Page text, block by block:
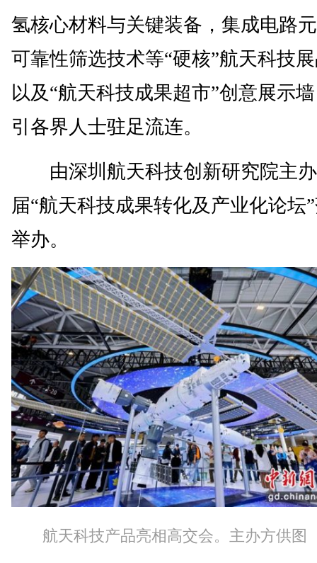
氢核心材料与关键装备，集成电路
可靠性筛选技术等“硬核”航天科技
以及“航天科技成果超市”创意展示
引各界人士驻足流连。
由深圳航天科技创新研究院主
届“航天科技成果转化及产业化论坛
举办。
航天科技产品亮相高交会。主办方供图